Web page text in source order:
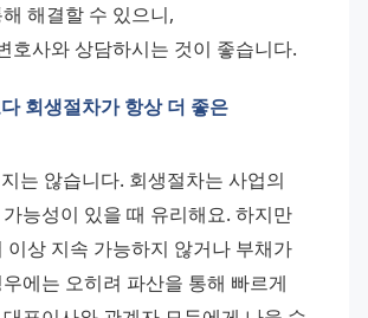
해결할 수 있으니,
호사와 상담하시는 것이 좋습니다.
회생절차가 항상 더 좋은
는 않습니다. 회생절차는 사업의
능성이 있을 때 유리해요. 하지만
이상 지속 가능하지 않거나 부채가
에는 오히려 파산을 통해 빠르게